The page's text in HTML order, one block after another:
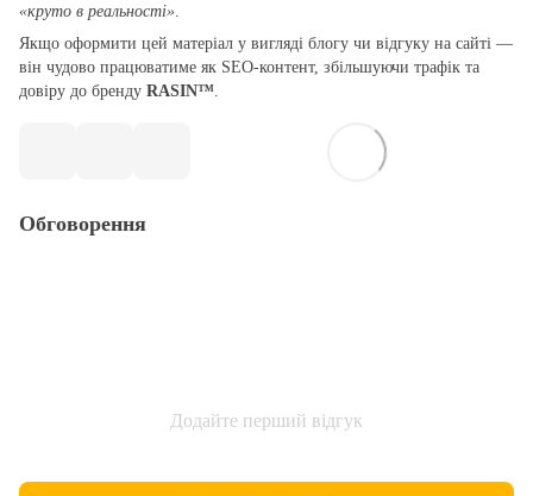
«круто в реальності»
Якщо оформити цей матеріал у вигляді блогу чи відгуку на сайті —
він чудово працюватиме як SEO-контент, збільшуючи трафік та
довіру до бренду RASIN™
Обговорення
Додайте перший відгук